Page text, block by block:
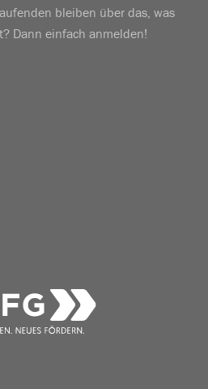
bleiben über das, was
Dann einfach anmelden!